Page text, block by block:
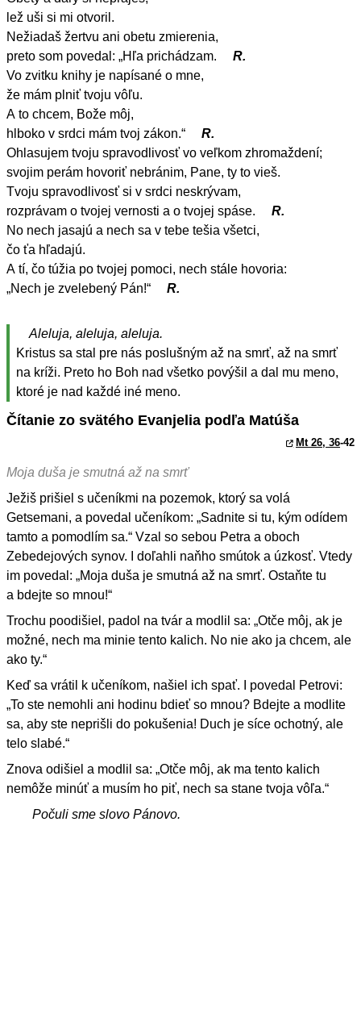
lež uši si mi otvoril.
Nežiadaš žertvu ani obetu zmierenia,
preto som povedal: „Hľa prichádzam.
R.
Vo zvitku knihy je napísané o mne,
že mám plniť tvoju vôľu.
A to chcem, Bože môj,
hlboko v srdci mám tvoj zákon.“
R.
Ohlasujem tvoju spravodlivosť vo veľkom zhromaždení;
svojim perám hovoriť nebránim, Pane, ty to vieš.
Tvoju spravodlivosť si v srdci neskrývam,
rozprávam o tvojej vernosti a o tvojej spáse.
R.
No nech jasajú a nech sa v tebe tešia všetci,
čo ťa hľadajú.
A tí, čo túžia po tvojej pomoci, nech stále hovoria:
„Nech je zvelebený Pán!“
R.
Aleluja, aleluja, aleluja.
Kristus sa stal pre nás poslušným až na smrť, až na smrť
na kríži. Preto ho Boh nad všetko povýšil a dal mu meno,
ktoré je nad každé iné meno.
Čítanie zo svätého Evanjelia podľa Matúša
Mt 26, 36-42
Moja duša je smutná až na smrť
Ježiš prišiel s učeníkmi na pozemok, ktorý sa volá
Getsemani, a povedal učeníkom: „Sadnite si tu, kým odídem
tamto a pomodlím sa.“ Vzal so sebou Petra a oboch
Zebedejových synov. I doľahli naňho smútok a úzkosť. Vtedy
im povedal: „Moja duša je smutná až na smrť. Ostaňte tu
a bdejte so mnou!“
Trochu poodišiel, padol na tvár a modlil sa: „Otče môj, ak je
možné, nech ma minie tento kalich. No nie ako ja chcem, ale
ako ty.“
Keď sa vrátil k učeníkom, našiel ich spať. I povedal Petrovi:
„To ste nemohli ani hodinu bdieť so mnou? Bdejte a modlite
sa, aby ste neprišli do pokušenia! Duch je síce ochotný, ale
telo slabé.“
Znova odišiel a modlil sa: „Otče môj, ak ma tento kalich
nemôže minúť a musím ho piť, nech sa stane tvoja vôľa.“
Počuli sme slovo Pánovo.